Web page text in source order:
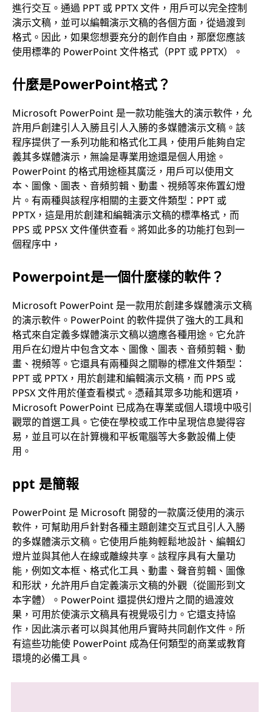
進行交互。通過 PPT 或 PPTX 文件，用戶可以完全控制
演示文稿，並可以編輯演示文稿的各個方面，從過渡到
格式。因此，如果您想要充分的創作自由，那麼您應該
使用標準的 PowerPoint 文件格式（PPT 或 PPTX）。
什麼是PowerPoint格式？
Microsoft PowerPoint 是一款功能強大的演示軟件，允
許用戶創建引人入勝且引人入勝的多媒體演示文稿。該
程序提供了一系列功能和格式化工具，使用戶能夠自定
義其多媒體演示，無論是專業用途還是個人用途。
PowerPoint 的格式用途極其廣泛，用戶可以使用文
本、圖像、圖表、音頻剪輯、動畫、視頻等來佈置幻燈
片。有兩種與該程序相關的主要文件類型：PPT 或
PPTX，這是用於創建和編輯演示文稿的標準格式，而
PPS 或 PPSX 文件僅供查看。將如此多的功能打包到一
個程序中，
Powerpoint是一個什麼樣的軟件？
Microsoft PowerPoint 是一款用於創建多媒體演示文稿
的演示軟件。PowerPoint 的軟件提供了強大的工具和
格式來自定義多媒體演示文稿以適應各種用途。它允許
用戶在幻燈片中包含文本、圖像、圖表、音頻剪輯、動
畫、視頻等。它還具有兩種與之關聯的標准文件類型：
PPT 或 PPTX，用於創建和編輯演示文稿，而 PPS 或
PPSX 文件用於僅查看模式。憑藉其眾多功能和選項，
Microsoft PowerPoint 已成為在專業或個人環境中吸引
觀眾的首選工具。它使在學校或工作中呈現信息變得容
易，並且可以在計算機和平板電腦等大多數設備上使
用。
ppt 是簡報
PowerPoint 是 Microsoft 開發的一款廣泛使用的演示
軟件，可幫助用戶針對各種主題創建交互式且引人入勝
的多媒體演示文稿。它使用戶能夠輕鬆地設計、編輯幻
燈片並與其他人在線或離線共享。該程序具有大量功
能，例如文本框、格式化工具、動畫、聲音剪輯、圖像
和形狀，允許用戶自定義演示文稿的外觀（從圖形到文
本字體）。PowerPoint 還提供幻燈片之間的過渡效
果，可用於使演示文稿具有視覺吸引力。它還支持協
作，因此演示者可以與其他用戶實時共同創作文件。所
有這些功能使 PowerPoint 成為任何類型的商業或教育
環境的必備工具。